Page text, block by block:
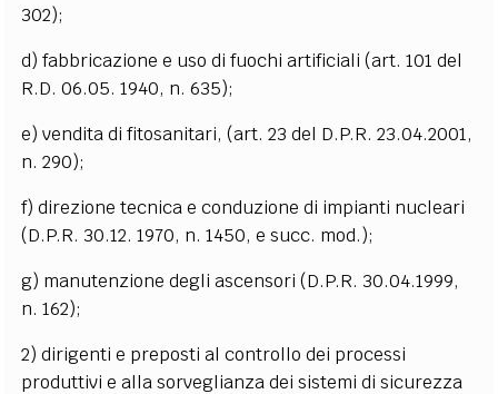
302);
d) fabbricazione e uso di fuochi artificiali (art. 101 del
R.D. 06.05. 1940, n. 635);
e) vendita di fitosanitari, (art. 23 del D.P.R. 23.04.2001,
n. 290);
f) direzione tecnica e conduzione di impianti nucleari
(D.P.R. 30.12. 1970, n. 1450, e succ. mod.);
g) manutenzione degli ascensori (D.P.R. 30.04.1999,
n. 162);
2) dirigenti e preposti al controllo dei processi
produttivi e alla sorveglianza dei sistemi di sicurezza